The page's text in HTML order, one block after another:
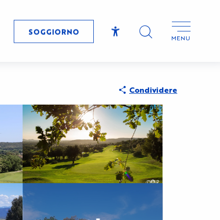
SOGGIORNO
AccessibilitéMENU
Condividere